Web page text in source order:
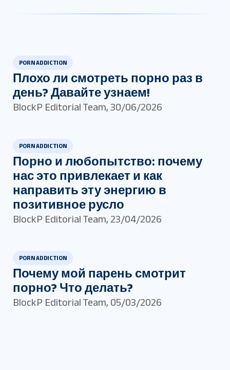
PORN ADDICTION
Плохо ли смотреть порно раз в
день? Давайте узнаем!
BlockP Editorial Team, 30/06/2026
PORN ADDICTION
Порно и любопытство: почему
нас это привлекает и как
направить эту энергию в
позитивное русло
BlockP Editorial Team, 23/04/2026
PORN ADDICTION
Почему мой парень смотрит
порно? Что делать?
BlockP Editorial Team, 05/03/2026